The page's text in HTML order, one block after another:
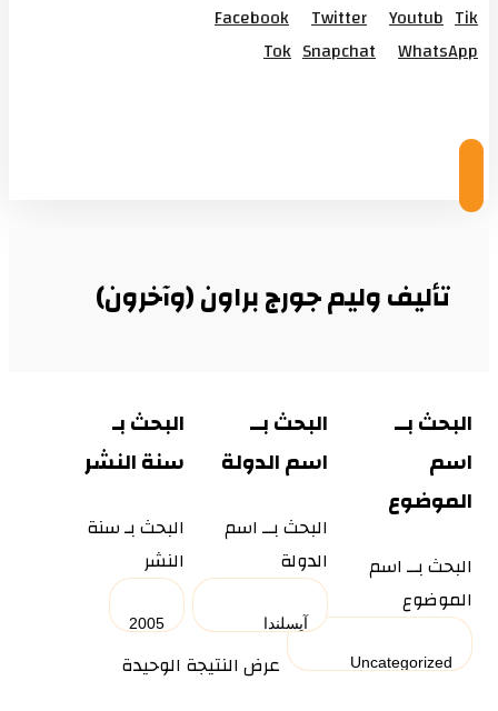
Facebook
Twitter Youtub Tik
Tok Snapchat
WhatsApp
تأليف وليم جورج براون (وآخرون)
البحث بــ
اسم
الموضوع
البحث بــ اسم
الموضوع
البحث بــ
اسم الدولة
البحث بــ اسم
الدولة
البحث بـ
سنة النشر
البحث بـ سنة
النشر
عرض النتيجة الوحيدة